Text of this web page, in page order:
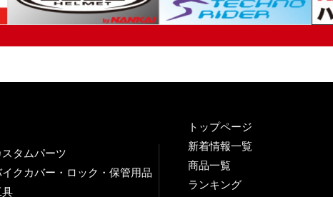
スタムパーツ
イクカバー・ロック・保管用品
具
トップページ
新着情報一覧
商品一覧
ランキング